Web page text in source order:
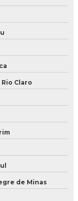
Claro
de Minas